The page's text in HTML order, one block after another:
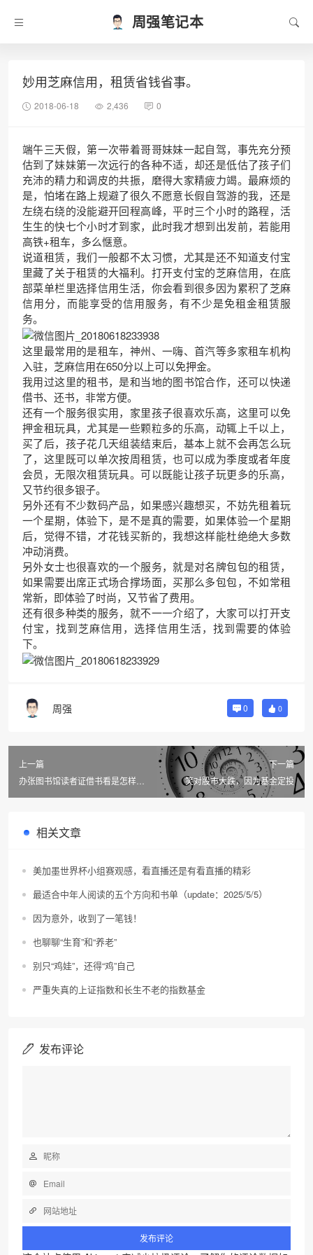
周强笔记本
妙用芝麻信用，租赁省钱省事。
2018-06-18 2,436 0
端午三天假，第一次带着哥哥妹妹一起自驾，事先充分预
估到了妹妹第一次远行的各种不适，却还是低估了孩子们
充沛的精力和调皮的共振，磨得大家精疲力竭。最麻烦的
是，怕堵在路上规避了很久不愿意长假自驾游的我，还是
左绕右绕的没能避开回程高峰，平时三个小时的路程，活
生生的快七个小时才到家，此时我才想到出发前，若能用
高铁+租车，多么惬意。
说道租赁，我们一般都不太习惯，尤其是还不知道支付宝
里藏了关于租赁的大福利。打开支付宝的芝麻信用，在底
部菜单栏里选择信用生活，你会看到很多因为累积了芝麻
信用分，而能享受的信用服务，有不少是免租金租赁服
务。
这里最常用的是租车，神州、一嗨、首汽等多家租车机构
入驻，芝麻信用在650分以上可以免押金。
我用过这里的租书，是和当地的图书馆合作，还可以快递
借书、还书，非常方便。
还有一个服务很实用，家里孩子很喜欢乐高，这里可以免
押金租玩具，尤其是一些颗粒多的乐高，动辄上千以上，
买了后，孩子花几天组装结束后，基本上就不会再怎么玩
了，这里既可以单次按周租赁，也可以成为季度或者年度
会员，无限次租赁玩具。可以既能让孩子玩更多的乐高，
又节约很多银子。
另外还有不少数码产品，如果感兴趣想买，不妨先租着玩
一个星期，体验下，是不是真的需要，如果体验一个星期
后，觉得不错，才花钱买新的，我想这样能杜绝绝大多数
冲动消费。
另外女士也很喜欢的一个服务，就是对名牌包包的租赁，
如果需要出席正式场合撑场面，买那么多包包，不如常租
常新，即体验了时尚，又节省了费用。
还有很多种类的服务，就不一一介绍了，大家可以打开支
付宝，找到芝麻信用，选择信用生活，找到需要的体验
下。
周强 0 0
上一篇
办张图书馆读者证借书看是怎样的
下一篇
笑对股市大跌，因为基金定投
相关文章
美加墨世界杯小组赛观感，看直播还是有看直播的精彩
最适合中年人阅读的五个方向和书单（update：2025/5/5）
因为意外，收到了一笔钱！
也聊聊“生育”和“养老”
别只“鸡娃”，还得“鸡”自己
严重失真的上证指数和长生不老的指数基金
发布评论